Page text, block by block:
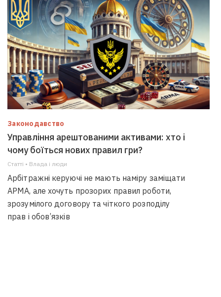
Законодавство
Управління арештованими активами: хто і
чому боїться нових правил гри?
Статті • Влада i люди
Арбітражні керуючі не мають наміру заміщати
АРМА, але хочуть прозорих правил роботи,
зрозумілого договору та чіткого розподілу
прав і обов’язків